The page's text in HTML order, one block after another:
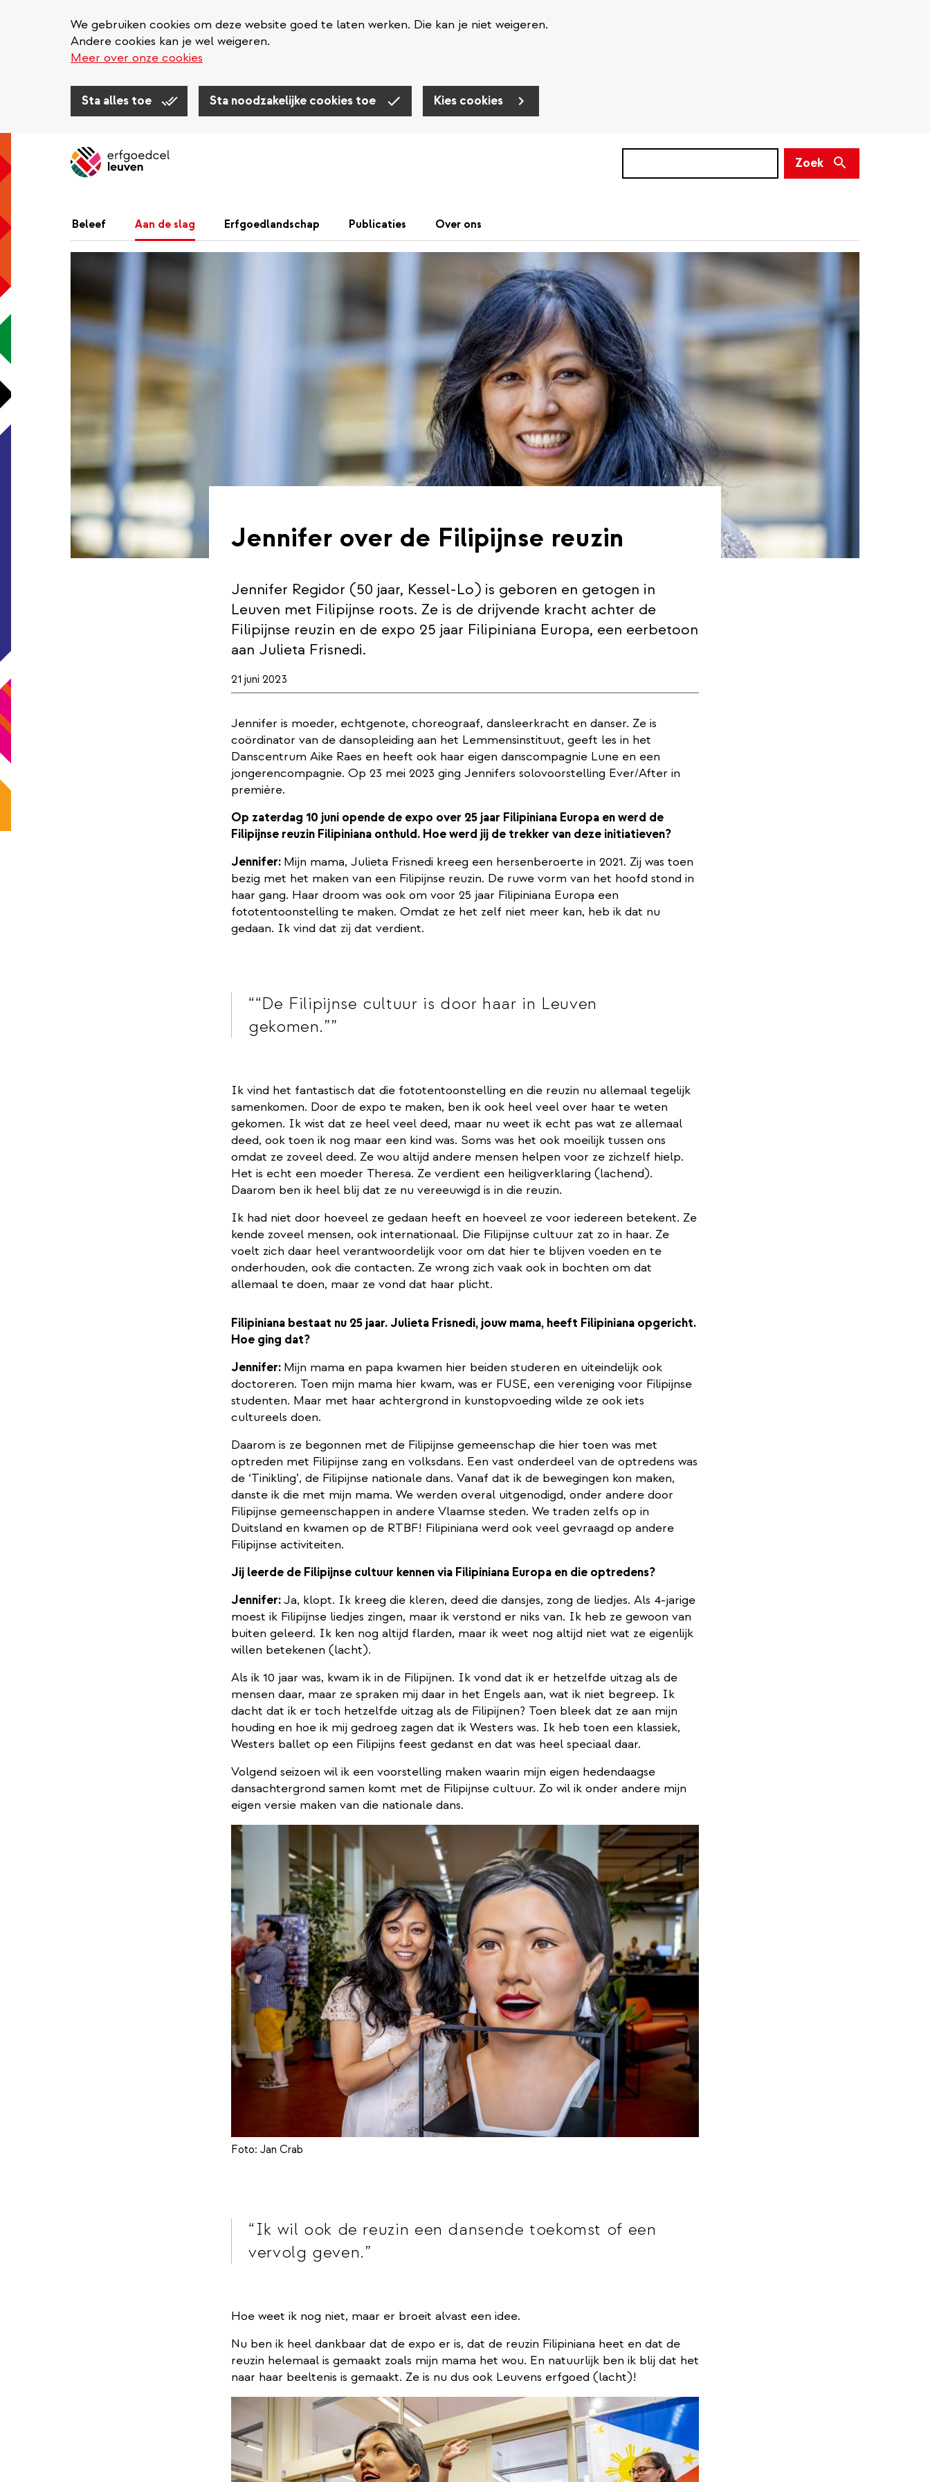
We gebruiken cookies om deze website goed te laten werken. Die kan je niet weigeren.
Andere cookies kan je wel weigeren.
Meer over onze cookies
Sta alles toe Sta noodzakelijke cookies toe Kies cookies
Zoek
Beleef Aan de slag Erfgoedlandschap Publicaties Over ons
Jennifer over de Filipijnse reuzin
Jennifer Regidor (50 jaar, Kessel-Lo) is geboren en getogen in
Leuven met Filipijnse roots. Ze is de drijvende kracht achter de
Filipijnse reuzin en de expo 25 jaar Filipiniana Europa, een eerbetoon
aan Julieta Frisnedi.
21 juni 2023
Jennifer is moeder, echtgenote, choreograaf, dansleerkracht en danser. Ze is
coördinator van de dansopleiding aan het Lemmensinstituut, geeft les in het
Danscentrum Aike Raes en heeft ook haar eigen danscompagnie Lune en een
jongerencompagnie. Op 23 mei 2023 ging Jennifers solovoorstelling Ever/After in
première.
Op zaterdag 10 juni opende de expo over 25 jaar Filipiniana Europa en werd de
Filipijnse reuzin Filipiniana onthuld. Hoe werd jij de trekker van deze initiatieven?
Jennifer: Mijn mama, Julieta Frisnedi kreeg een hersenberoerte in 2021. Zij was toen
bezig met het maken van een Filipijnse reuzin. De ruwe vorm van het hoofd stond in
haar gang. Haar droom was ook om voor 25 jaar Filipiniana Europa een
fototentoonstelling te maken. Omdat ze het zelf niet meer kan, heb ik dat nu
gedaan. Ik vind dat zij dat verdient.
“De Filipijnse cultuur is door haar in Leuven
gekomen.”
Ik vind het fantastisch dat die fototentoonstelling en die reuzin nu allemaal tegelijk
samenkomen. Door de expo te maken, ben ik ook heel veel over haar te weten
gekomen. Ik wist dat ze heel veel deed, maar nu weet ik echt pas wat ze allemaal
deed, ook toen ik nog maar een kind was. Soms was het ook moeilijk tussen ons
omdat ze zoveel deed. Ze wou altijd andere mensen helpen voor ze zichzelf hielp.
Het is echt een moeder Theresa. Ze verdient een heiligverklaring (lachend).
Daarom ben ik heel blij dat ze nu vereeuwigd is in die reuzin.
Ik had niet door hoeveel ze gedaan heeft en hoeveel ze voor iedereen betekent. Ze
kende zoveel mensen, ook internationaal. Die Filipijnse cultuur zat zo in haar. Ze
voelt zich daar heel verantwoordelijk voor om dat hier te blijven voeden en te
onderhouden, ook die contacten. Ze wrong zich vaak ook in bochten om dat
allemaal te doen, maar ze vond dat haar plicht.
Foto: Jan Crab
Filipiniana bestaat nu 25 jaar. Julieta Frisnedi, jouw mama, heeft Filipiniana opgericht.
Hoe ging dat?
Jennifer: Mijn mama en papa kwamen hier beiden studeren en uiteindelijk ook
doctoreren. Toen mijn mama hier kwam, was er FUSE, een vereniging voor Filipijnse
studenten. Maar met haar achtergrond in kunstopvoeding wilde ze ook iets
cultureels doen.
Daarom is ze begonnen met de Filipijnse gemeenschap die hier toen was met
optreden met Filipijnse zang en volksdans. Een vast onderdeel van de optredens was
de ‘Tinikling’, de Filipijnse nationale dans. Vanaf dat ik de bewegingen kon maken,
danste ik die met mijn mama. We werden overal uitgenodigd, onder andere door
Filipijnse gemeenschappen in andere Vlaamse steden. We traden zelfs op in
Duitsland en kwamen op de RTBF! Filipiniana werd ook veel gevraagd op andere
Filipijnse activiteiten.
Jij leerde de Filipijnse cultuur kennen via Filipiniana Europa en die optredens?
Jennifer:Ja, klopt. Ik kreeg die kleren, deed die dansjes, zong de liedjes. Als 4-jarige
moest ik Filipijnse liedjes zingen, maar ik verstond er niks van. Ik heb ze gewoon van
buiten geleerd. Ik ken nog altijd flarden, maar ik weet nog altijd niet wat ze eigenlijk
willen betekenen (lacht).
Als ik 10 jaar was, kwam ik in de Filipijnen. Ik vond dat ik er hetzelfde uitzag als de
mensen daar, maar ze spraken mij daar in het Engels aan, wat ik niet begreep. Ik
dacht dat ik er toch hetzelfde uitzag als de Filipijnen? Toen bleek dat ze aan mijn
houding en hoe ik mij gedroeg zagen dat ik Westers was. Ik heb toen een klassiek,
Westers ballet op een Filipijns feest gedanst en dat was heel speciaal daar.
Volgend seizoen wil ik een voorstelling maken waarin mijn eigen hedendaagse
dansachtergrond samen komt met de Filipijnse cultuur. Zo wil ik onder andere mijn
eigen versie maken van die nationale dans.
Ik wil ook de reuzin een dansende toekomst of een
vervolg geven.
Hoe weet ik nog niet, maar er broeit alvast een idee.
Nu ben ik heel dankbaar dat de expo er is, dat de reuzin Filipiniana heet en dat de
reuzin helemaal is gemaakt zoals mijn mama het wou. En natuurlijk ben ik blij dat het
naar haar beeltenis is gemaakt. Ze is nu dus ook Leuvens erfgoed (lacht)!